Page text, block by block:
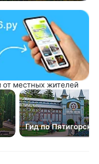
местных жителей
Гид по Пятигорску